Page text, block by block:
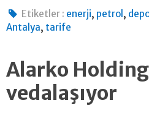
Etiketler : enerji, petrol ,
Antalya, tarife
Alarko
vedalaşıyor